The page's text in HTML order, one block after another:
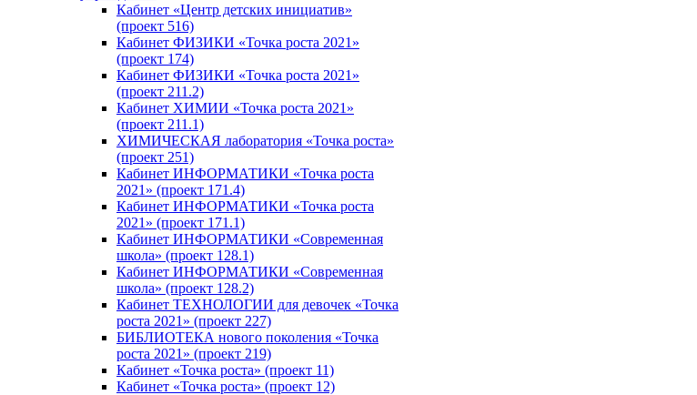
Кабинет «Центр детских инициатив»
(проект 516)
Кабинет ФИЗИКИ «Точка роста 2021»
(проект 174)
Кабинет ФИЗИКИ «Точка роста 2021»
(проект 211.2)
Кабинет ХИМИИ «Точка роста 2021»
(проект 211.1)
ХИМИЧЕСКАЯ лаборатория «Точка роста»
(проект 251)
Кабинет ИНФОРМАТИКИ «Точка роста
2021» (проект 171.4)
Кабинет ИНФОРМАТИКИ «Точка роста
2021» (проект 171.1)
Кабинет ИНФОРМАТИКИ «Современная
школа» (проект 128.1)
Кабинет ИНФОРМАТИКИ «Современная
школа» (проект 128.2)
Кабинет ТЕХНОЛОГИИ для девочек «Точка
роста 2021» (проект 227)
БИБЛИОТЕКА нового поколения «Точка
роста 2021» (проект 219)
Кабинет «Точка роста» (проект 11)
Кабинет «Точка роста» (проект 12)